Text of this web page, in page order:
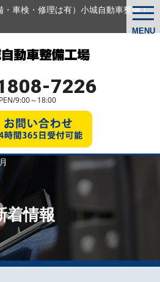
MENU
車検・修理は有）小城自動車整備工
7226
9:00～18:00
着情報